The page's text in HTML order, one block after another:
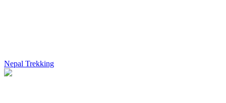
Nepal Trekking